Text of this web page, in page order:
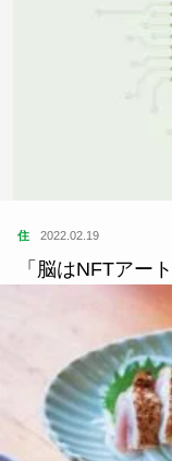
住 2022.02.19
「脳はNFTアー